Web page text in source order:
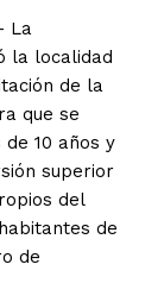
La
la localidad
de la
que se
10 años y
superior
del
de
de